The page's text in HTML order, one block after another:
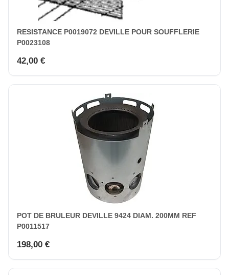
RESISTANCE P0019072 DEVILLE POUR SOUFFLERIE
P0023108
42,00 €
POT DE BRULEUR DEVILLE 9424 DIAM. 200MM REF
P0011517
198,00 €